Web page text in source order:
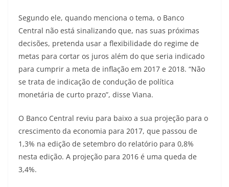
Segundo ele, quando menciona o tema, o Banco
Central não está sinalizando que, nas suas próximas
decisões, pretenda usar a flexibilidade do regime de
metas para cortar os juros além do que seria indicado
para cumprir a meta de inflação em 2017 e 2018. “Não
se trata de indicação de condução de política
monetária de curto prazo”, disse Viana.
O Banco Central reviu para baixo a sua projeção para o
crescimento da economia para 2017, que passou de
1,3% na edição de setembro do relatório para 0,8%
nesta edição. A projeção para 2016 é uma queda de
3,4%.